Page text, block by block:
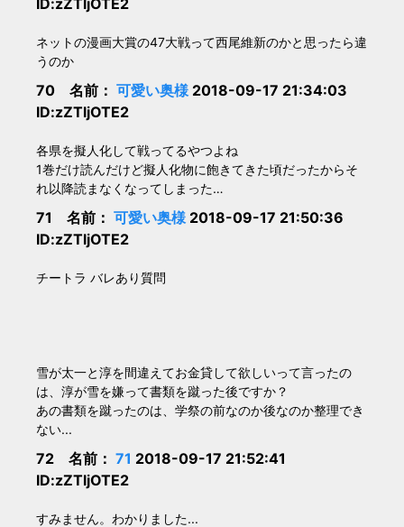
ID:zZTljOTE2
ネットの漫画大賞の47大戦って西尾維新のかと思ったら違
うのか
70 名前： 可愛い奥様2018-09-17 21:34:03
ID:zZTljOTE2
各県を擬人化して戦ってるやつよね
1巻だけ読んだけど擬人化物に飽きてきた頃だったからそ
れ以降読まなくなってしまった…
71 名前： 可愛い奥様2018-09-17 21:50:36
ID:zZTljOTE2
チートラ バレあり質問
雪が太一と淳を間違えてお金貸して欲しいって言ったの
は、淳が雪を嫌って書類を蹴った後ですか？
あの書類を蹴ったのは、学祭の前なのか後なのか整理でき
ない...
72 名前： 71 2018-09-17 21:52:41
ID:zZTljOTE2
すみません。わかりました...